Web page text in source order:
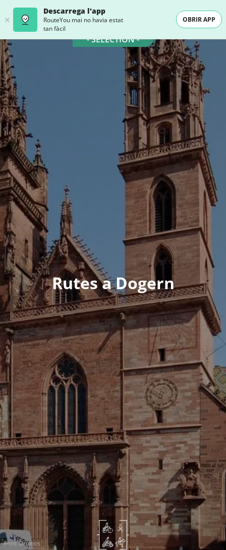
Descarrega l'app
RouteYou mai no havia estat
tan fàcil
OBRIR APP
- SELECTION -
Rutes a Dogern
Font:Dromos